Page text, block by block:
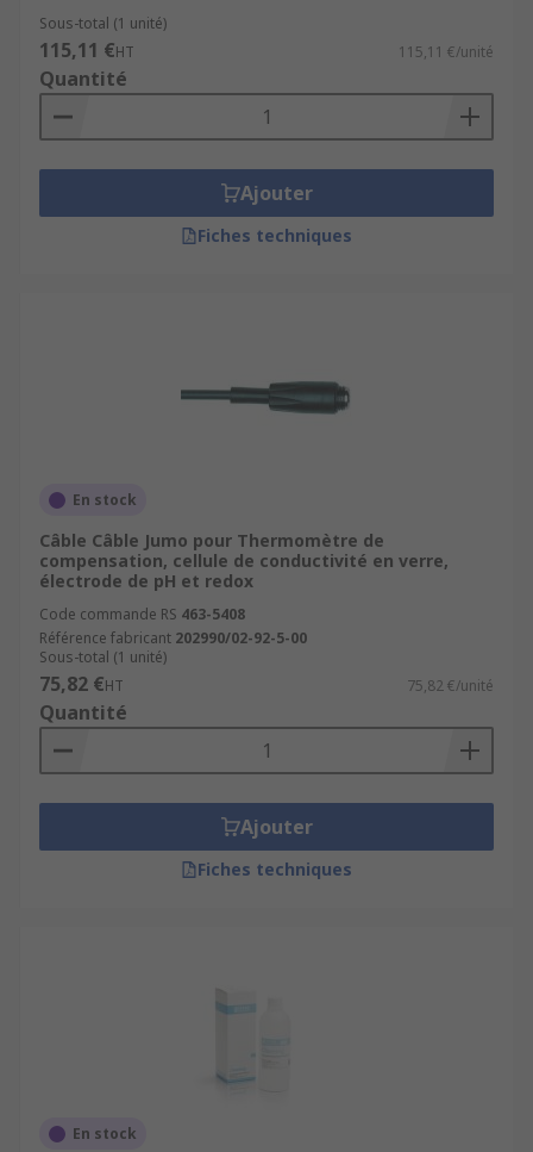
Sous-total (1 unité)
115,11 €HT 115,11 €/unité
Quantité
Ajouter
Fiches techniques
En stock
Câble Câble Jumo pour Thermomètre de
compensation, cellule de conductivité en verre,
électrode de pH et redox
Code commande RS 463-5408
Référence fabricant 202990/02-92-5-00
Sous-total (1 unité)
75,82 €HT 75,82 €/unité
Quantité
Ajouter
Fiches techniques
En stock